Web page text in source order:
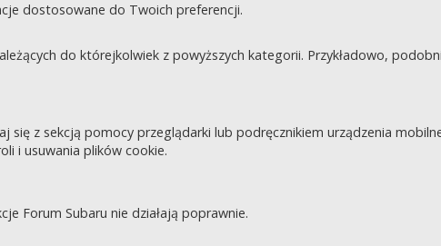
dostosowane do Twoich preferencji.
do którejkolwiek z powyższych kategorii. Przykładowo,
się z sekcją pomocy przeglądarki lub podręcznikiem urządzenia
i usuwania plików cookie.
Forum Subaru nie działają poprawnie.